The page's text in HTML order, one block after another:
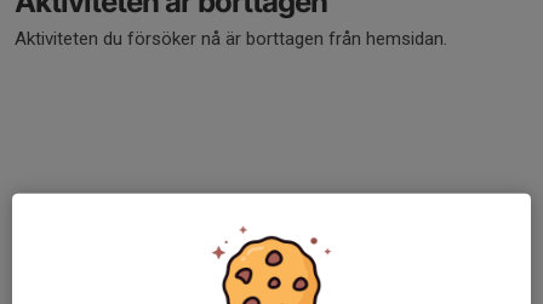
Aktiviteten du försöker nå är borttagen från hemsidan.